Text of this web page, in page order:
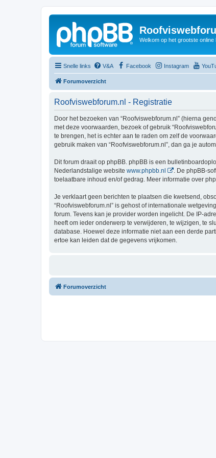
Welkom op het grootste online
Snelle links V&A Facebook Instagram
Forumoverzicht
Roofviswebforum.nl - Registratie
Door het bezoeken van “Roofviswebforum.nl” (hierna
met deze voorwaarden, bezoek of gebruik
te brengen, het is echter aan te raden om zelf de
gebruik maken van “Roofviswebforum.nl”, dan ga je
Dit forum draait op phpBB. phpBB is een
Nederlandstalige website www.phpbb.nl
. De phpBB-
toelaatbare inhoud en/of gedrag. Meer informatie over
Je verklaart geen berichten te plaatsen die kwetsend,
“Roofviswebforum.nl” is gehost of internationale
forum. Tevens kan je provider worden ingelicht. De IP-
heeft om ieder onderwerp te verwijderen, te wijzigen, te
database. Hoewel deze informatie niet aan een derde
ertoe kan leiden dat de gegevens vrijkomen.
Forumoverzicht